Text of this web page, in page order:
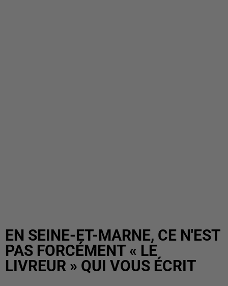
EN SEINE-ET-MARNE, CE N'EST
PAS FORCÉMENT « LE
LIVREUR » QUI VOUS ÉCRIT